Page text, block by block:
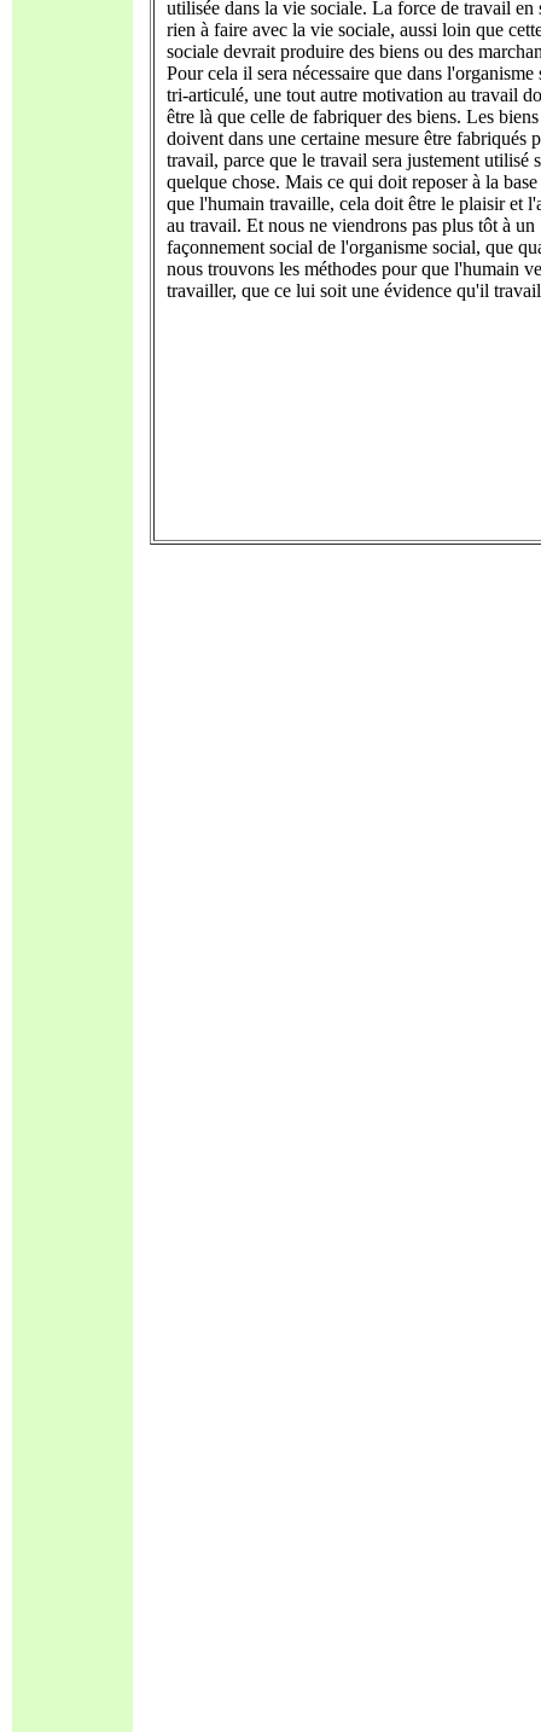
utilisée dans la vie sociale. La force de travail en
rien à faire avec la vie sociale, aussi loin que
sociale devrait produire des biens ou des
Pour cela il sera nécessaire que dans l'organisme
tri-articulé, une tout autre motivation au travail
être là que celle de fabriquer des biens. Les biens
doivent dans une certaine mesure être fabriqués
travail, parce que le travail sera justement utilisé
quelque chose. Mais ce qui doit reposer à la
que l'humain travaille, cela doit être le plaisir et
au travail. Et nous ne viendrons pas plus tôt à un
façonnement social de l'organisme social, que
nous trouvons les méthodes pour que l'humain
travailler, que ce lui soit une évidence qu'il